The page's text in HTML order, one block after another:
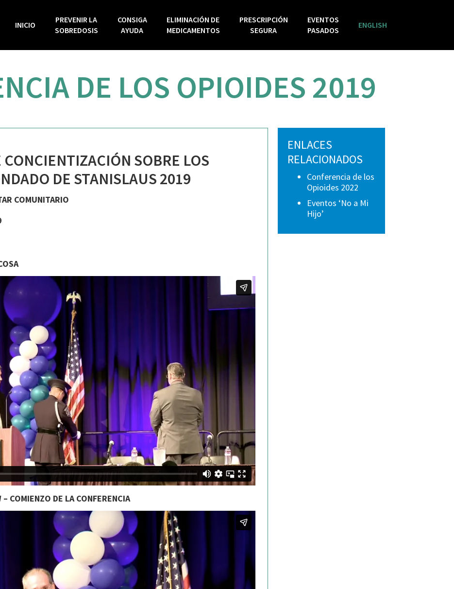
INICIO
PREVENIR LA
SOBREDOSIS
CONSIGA
AYUDA
ELIMINACIÓN DE
MEDICAMENTOS
PRESCRIPCIÓN
SEGURA
EVENTOS
PASADOS
ENGLISH
DE LOS OPIOIDES 2019
SOBRE LOS
DE STANISLAUS 2019
COMUNITARIO
COMIENZO DE LA CONFERENCIA
ENLACES
RELACIONADOS
Conferencia de los
Opioides 2022
Eventos ‘No a Mi
Hijo’